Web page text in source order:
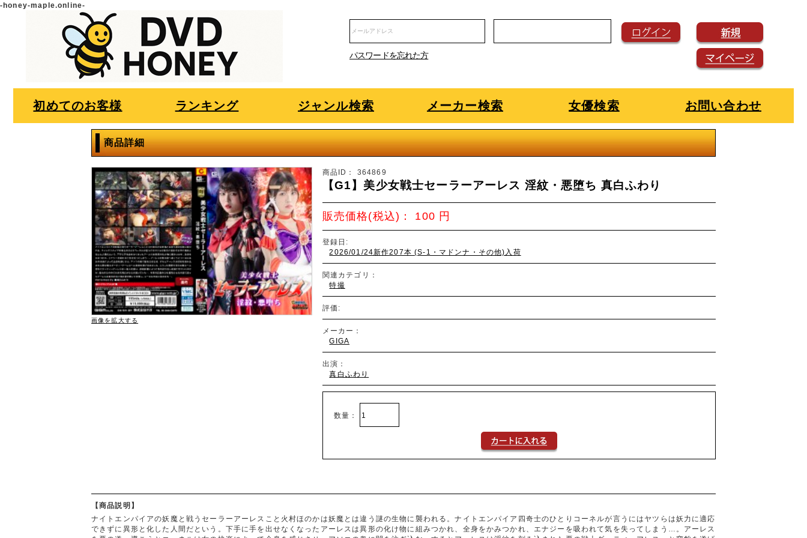
-honey-maple.online-
パスワードを忘れた方
初めてのお客様 ランキング ジャンル検索 メーカー検索 女優検索 お問い合わせ
商品詳細
画像を拡大する
商品ID： 364869
【G1】美少女戦士セーラーアーレス 淫紋・悪堕ち 真白ふわり
販売価格(税込)： 100 円
登録日:
2026/01/24新作207本 (S-1・マドンナ・その他)入荷
関連カテゴリ：
特撮
評価:
メーカー：
GIGA
出演：
真白ふわり
数量：
【商品説明】
ナイトエンパイアの妖魔と戦うセーラーアーレスこと火村ほのかは妖魔とは違う謎の生物に襲われる。ナイトエンパイア四奇士のひとりコーネルが言うにはヤツらは妖力に適応
できずに異形と化した人間だという。下手に手を出せなくなったアーレスは異形の化け物に組みつかれ、全身をかみつかれ、エナジーを吸われて気を失ってしまう…。アーレス